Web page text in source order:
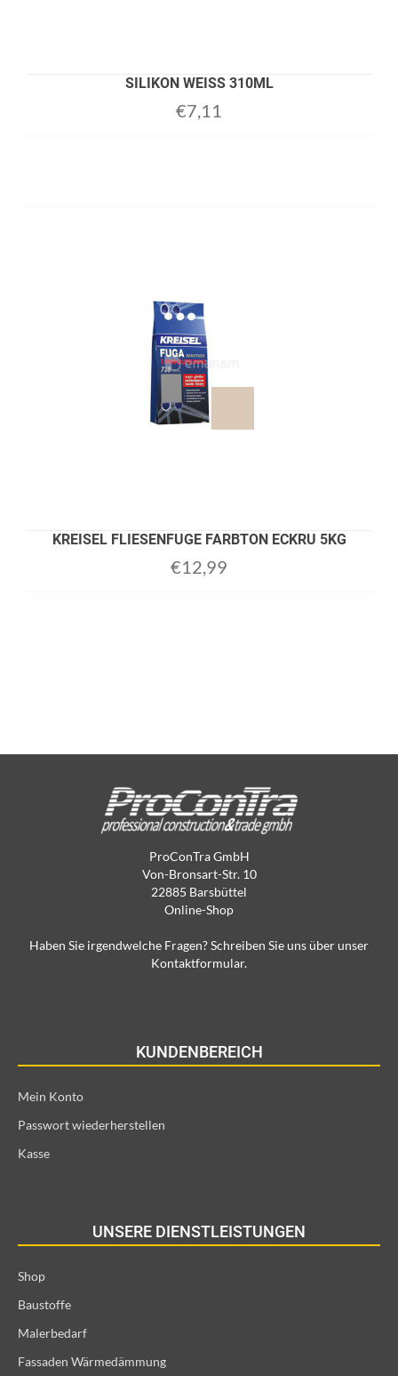
SILIKON WEISS 310ML
€7,11
KREISEL FLIESENFUGE FARBTON ECKRU 5KG
€12,99
ProConTra GmbH
Von-Bronsart-Str. 10
22885 Barsbüttel
Online-Shop
Haben Sie irgendwelche Fragen? Schreiben Sie uns über unser
Kontaktformular.
KUNDENBEREICH
Mein Konto
Passwort wiederherstellen
Kasse
UNSERE DIENSTLEISTUNGEN
Shop
Baustoffe
Malerbedarf
Fassaden Wärmedämmung